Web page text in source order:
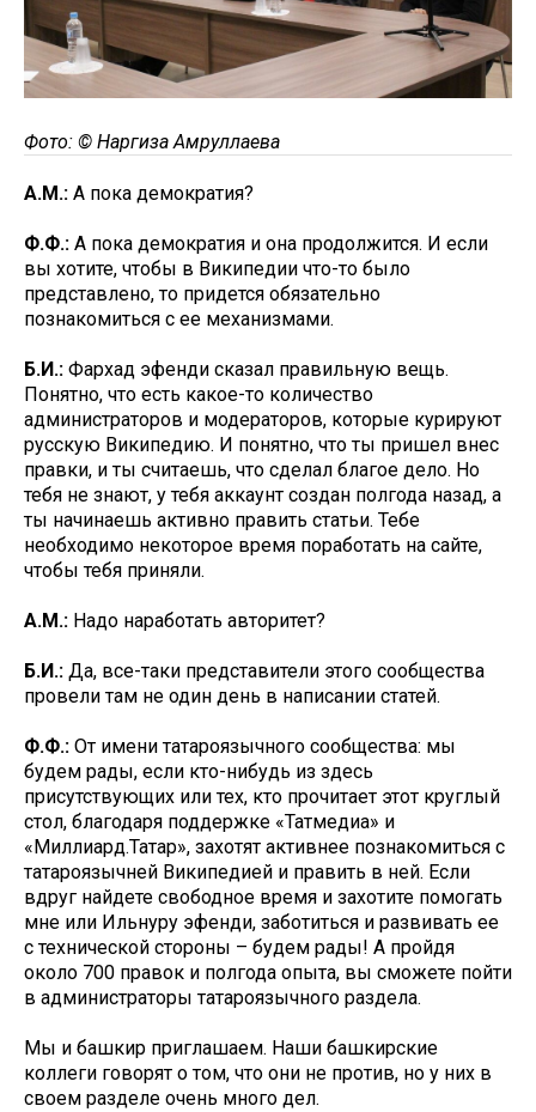
Фото: © Наргиза Амруллаева
А.М.: А пока демократия?
Ф.Ф.: А пока демократия и она продолжится. И если
вы хотите, чтобы в Википедии что-то было
представлено, то придется обязательно
познакомиться с ее механизмами.
Б.И.: Фархад эфенди сказал правильную вещь.
Понятно, что есть какое-то количество
администраторов и модераторов, которые курируют
русскую Википедию. И понятно, что ты пришел внес
правки, и ты считаешь, что сделал благое дело. Но
тебя не знают, у тебя аккаунт создан полгода назад, а
ты начинаешь активно править статьи. Тебе
необходимо некоторое время поработать на сайте,
чтобы тебя приняли.
А.М.: Надо наработать авторитет?
Б.И.: Да, все-таки представители этого сообщества
провели там не один день в написании статей.
Ф.Ф.: От имени татароязычного сообщества: мы
будем рады, если кто-нибудь из здесь
присутствующих или тех, кто прочитает этот круглый
стол, благодаря поддержке «Татмедиа» и
«Миллиард.Татар», захотят активнее познакомиться с
татароязычней Википедией и править в ней. Если
вдруг найдете свободное время и захотите помогать
мне или Ильнуру эфенди, заботиться и развивать ее
с технической стороны – будем рады! А пройдя
около 700 правок и полгода опыта, вы сможете пойти
в администраторы татароязычного раздела.
Мы и башкир приглашаем. Наши башкирские
коллеги говорят о том, что они не против, но у них в
своем разделе очень много дел.